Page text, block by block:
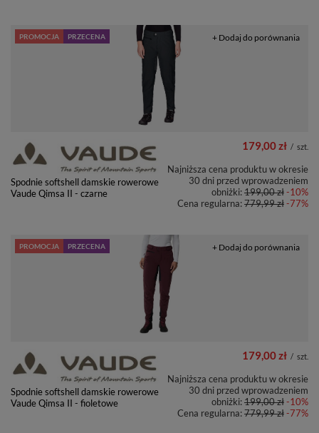
PROMOCJA PRZECENA
Spodnie softshell damskie rowerowe
Vaude Qimsa II - czarne
179,00 zł / szt.
Najniższa cena produktu w okresie
30 dni przed wprowadzeniem
obniżki:199,00 zł-10%
Cena regularna:779,99 zł-77%
+ Dodaj do porównania
PROMOCJA PRZECENA
Spodnie softshell damskie rowerowe
Vaude Qimsa II - fioletowe
179,00 zł / szt.
Najniższa cena produktu w okresie
30 dni przed wprowadzeniem
obniżki:199,00 zł-10%
Cena regularna:779,99 zł-77%
+ Dodaj do porównania